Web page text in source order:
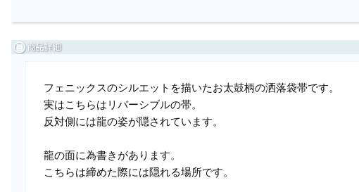
フェニックスのシルエットを描いたお太鼓柄の洒落袋帯です。
実はこちらはリバーシブルの帯。
反対側には龍の姿が隠されています。
龍の面に為書きがあります。
こちらは締めた際には隠れる場所です。